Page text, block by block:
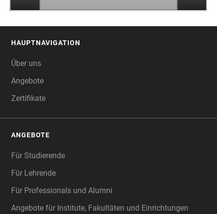
HAUPTNAVIGATION
Über uns
Angebote
Zertifikate
ANGEBOTE
Für Studierende
Für Lehrende
Für Professionals und Alumni
Angebote für Institute, Fakultäten und Einrichtungen